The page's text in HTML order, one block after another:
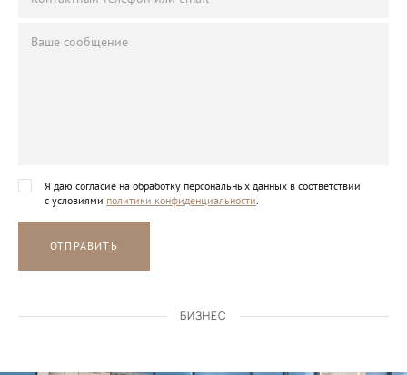
Я даю согласие на обработку персональных данных в соответствии
с условиями политики конфиденциальности.
ОТПРАВИТЬ
БИЗНЕС